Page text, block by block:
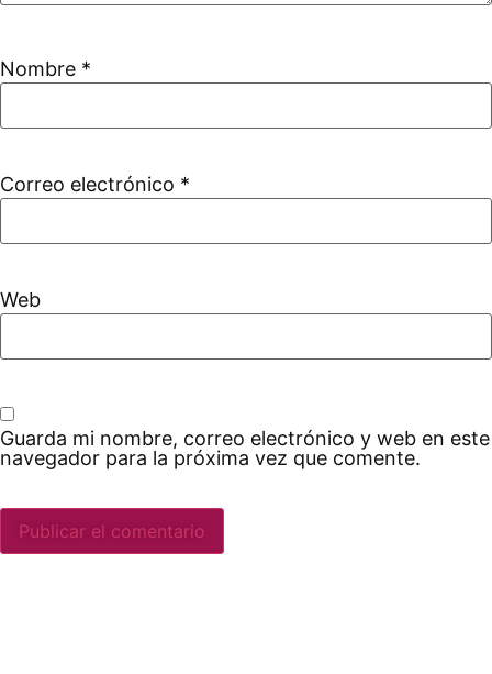
Nombre *
Correo electrónico *
Web
Guarda mi nombre, correo electrónico y web en este
navegador para la próxima vez que comente.